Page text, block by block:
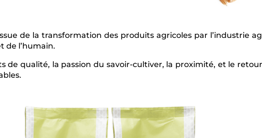
de la transformation des produits agricoles par l’industrie
de l’humain.
de qualité, la passion du savoir-cultiver, la proximité, et le